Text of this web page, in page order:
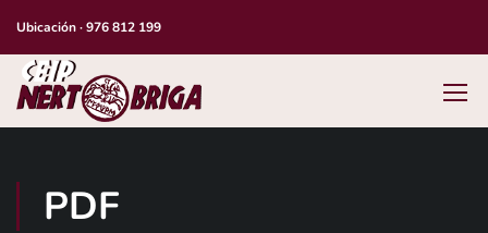
Ubicación·976 812 199
PDF